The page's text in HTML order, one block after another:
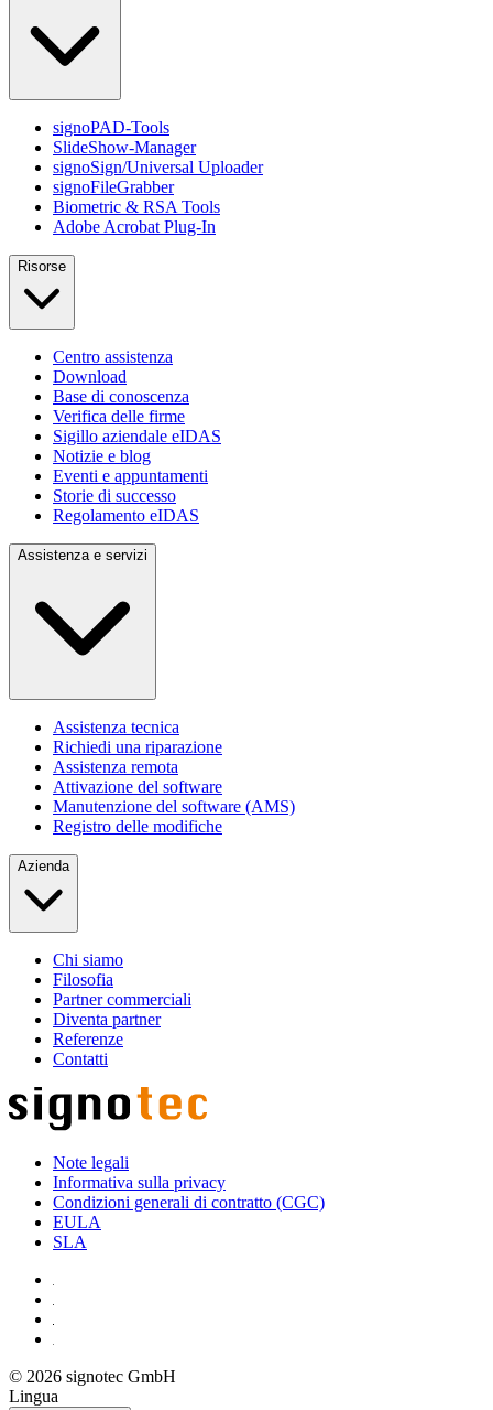
signoPAD-Tools
SlideShow-Manager
signoSign/Universal Uploader
signoFileGrabber
Biometric & RSA Tools
Adobe Acrobat Plug-In
Risorse
Centro assistenza
Download
Base di conoscenza
Verifica delle firme
Sigillo aziendale eIDAS
Notizie e blog
Eventi e appuntamenti
Storie di successo
Regolamento eIDAS
Assistenza e servizi
Assistenza tecnica
Richiedi una riparazione
Assistenza remota
Attivazione del software
Manutenzione del software (AMS)
Registro delle modifiche
Azienda
Chi siamo
Filosofia
Partner commerciali
Diventa partner
Referenze
Contatti
Note legali
Informativa sulla privacy
Condizioni generali di contratto (CGC)
EULA
SLA
© 2026 signotec GmbH
Lingua